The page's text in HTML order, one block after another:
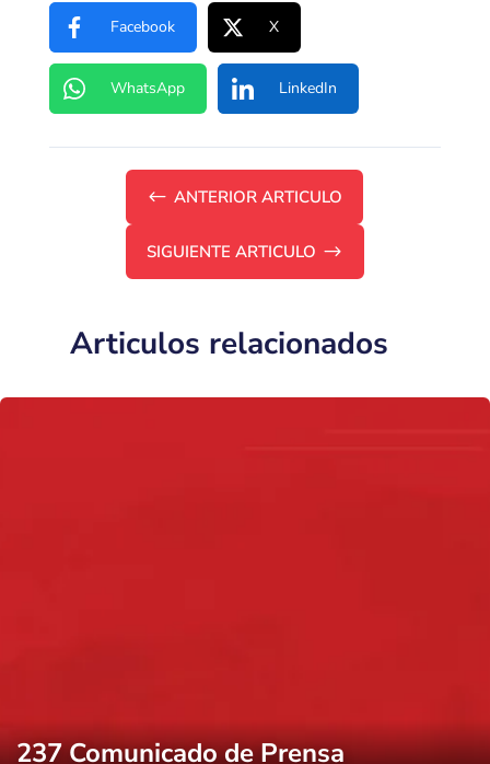
Facebook X
WhatsApp LinkedIn
# ANTERIOR ARTICULO
SIGUIENTE ARTICULO $
Articulos relacionados
237 Comunicado de Prensa